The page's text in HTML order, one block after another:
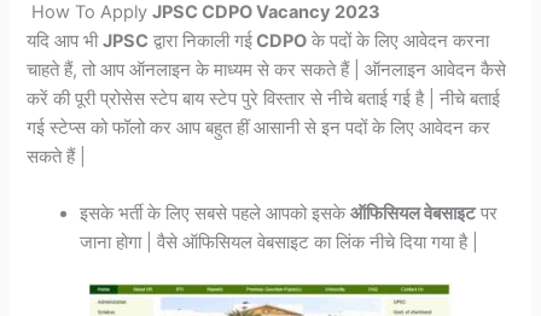
How To ApplyJPSC CDPO Vacancy 2023
यदि आप भीJPSC द्वारा निकाली गईCDPO के पदों के लिए आवेदन करना
चाहते हैं, तो आप ऑनलाइन के माध्यम से कर सकते हैं | ऑनलाइन आवेदन कैसे
करें की पूरी प्रोसेस स्टेप बाय स्टेप पुरे विस्तार से नीचे बताई गई है | नीचे बताई
गई स्टेप्स को फॉलो कर आप बहुत हीं आसानी से इन पदों के लिए आवेदन कर
सकते हैं |
इसके भर्ती के लिए सबसे पहले आपको इसकेऑफिसियल वेबसाइटपर
जाना होगा | वैसे ऑफिसियल वेबसाइट का लिंक नीचे दिया गया है |